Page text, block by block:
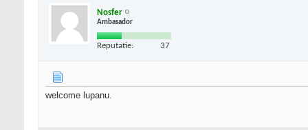
Nosfer
Ambasador
Reputatie: 37
welcome lupanu.